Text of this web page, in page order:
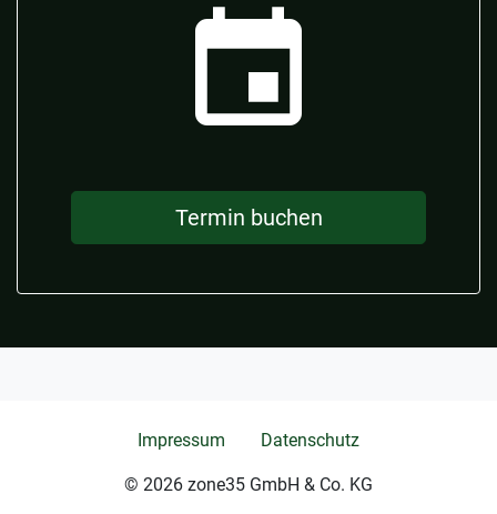
event
Termin buchen
© 2026 zone35 GmbH & Co. KG
Impressum Datenschutz